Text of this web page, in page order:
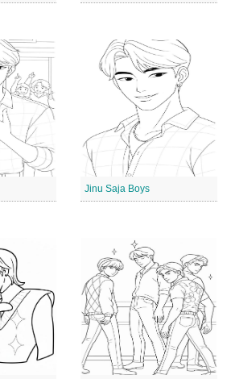
Jinu Saja Boys